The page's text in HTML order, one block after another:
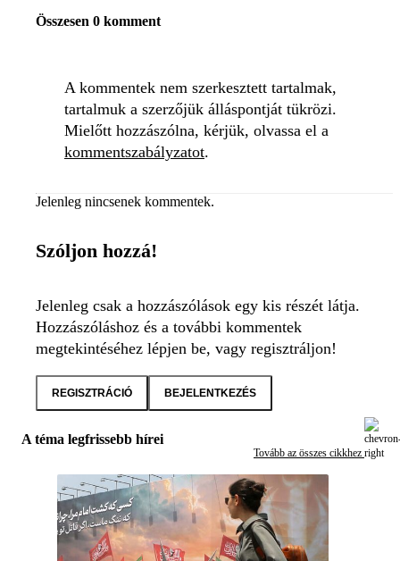
Összesen 0 komment
A kommentek nem szerkesztett tartalmak,
tartalmuk a szerzőjük álláspontját tükrözi.
Mielőtt hozzászólna, kérjük, olvassa el a
kommentszabályzatot.
Jelenleg nincsenek kommentek.
Szóljon hozzá!
Jelenleg csak a hozzászólások egy kis részét látja.
Hozzászóláshoz és a további kommentek
megtekintéséhez lépjen be, vagy regisztráljon!
REGISZTRÁCIÓ BEJELENTKEZÉS
A téma legfrissebb hírei
Tovább az összes cikkhez